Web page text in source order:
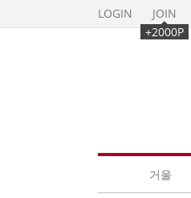
LOGIN
JOIN
+2000P
거울